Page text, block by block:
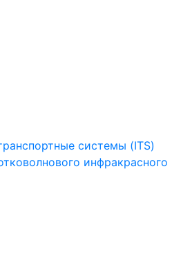
системы (ITS)
инфракрасного